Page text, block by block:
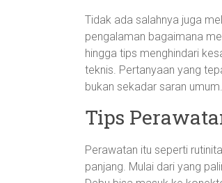
Tidak ada salahnya juga
pengalaman bagaimana
hingga tips menghindari
teknis. Pertanyaan yang
bukan sekadar saran umum.
Tips
Perawatan itu seperti
panjang. Mulai dari yang